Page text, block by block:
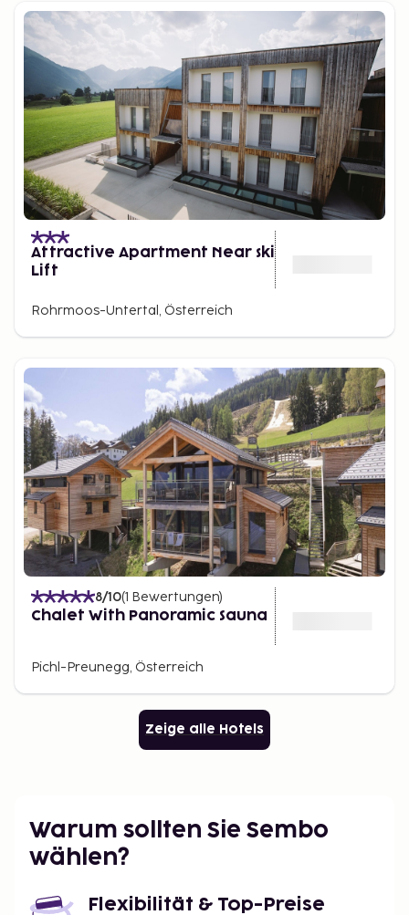
Attractive Apartment Near ski
Lift
Rohrmoos-Untertal, Österreich
8/10(1 Bewertungen)
Chalet With Panoramic Sauna
Pichl-Preunegg, Österreich
Zeige alle Hotels
Warum sollten Sie Sembo
wählen?
Flexibilität & Top-Preise